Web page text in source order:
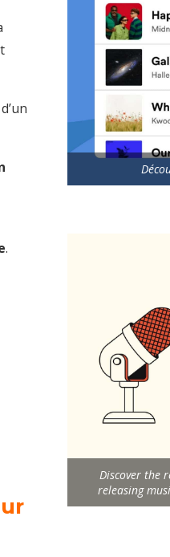
.
Discover the
releasing